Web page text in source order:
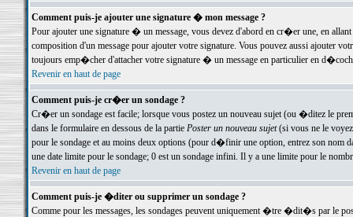
Comment puis-je ajouter une signature � mon message ?
Pour ajouter une signature � un message, vous devez d'abord en cr�er une, en
composition d'un message pour ajouter votre signature. Vous pouvez aussi ajouter
toujours emp�cher d'attacher votre signature � un message en particulier en
Revenir en haut de page
Comment puis-je cr�er un sondage ?
Cr�er un sondage est facile; lorsque vous postez un nouveau sujet (ou �ditez le
dans le formulaire en dessous de la partie Poster un nouveau sujet(si vous ne le voyez
pour le sondage et au moins deux options (pour d�finir une option, entrez son nom
une date limite pour le sondage; 0 est un sondage infini. Il y a une limite pour le
Revenir en haut de page
Comment puis-je �diter ou supprimer un sondage ?
Comme pour les messages, les sondages peuvent uniquement �tre �dit�s par le